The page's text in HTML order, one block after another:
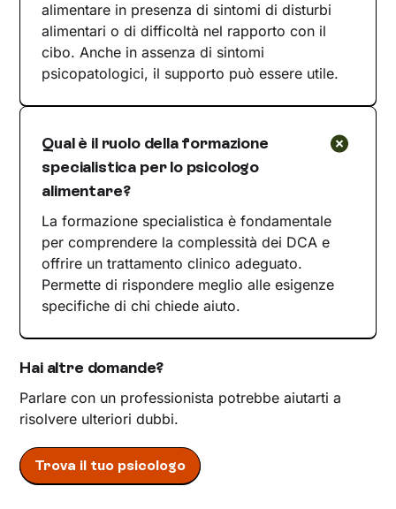
alimentare in presenza di sintomi di disturbi
alimentari o di difficoltà nel rapporto con il
cibo. Anche in assenza di sintomi
psicopatologici, il supporto può essere utile.
Qual è il ruolo della formazione
specialistica per lo psicologo
alimentare?
La formazione specialistica è fondamentale
per comprendere la complessità dei DCA e
offrire un trattamento clinico adeguato.
Permette di rispondere meglio alle esigenze
specifiche di chi chiede aiuto.
Hai altre domande?
Parlare con un professionista potrebbe aiutarti a
risolvere ulteriori dubbi.
Trova il tuo psicologo